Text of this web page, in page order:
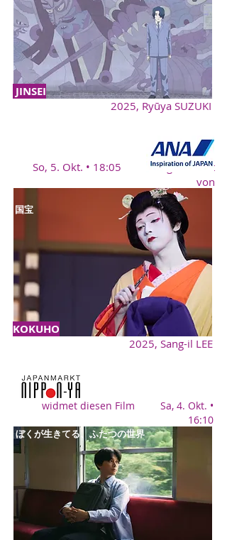
JINSEI
2025, Ryūya SUZUKI
So, 5. Okt. • 18:05 gewidmet
von
KOKUHO
国宝
2025, Sang-il LEE
widmet diesen Film Sa, 4. Okt. •
16:10
ぼくが生きてる、ふたつの世界